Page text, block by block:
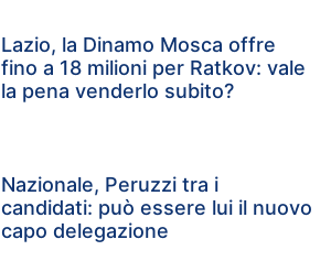
Lazio, la Dinamo Mosca offre
fino a 18 milioni per Ratkov: vale
la pena venderlo subito?
Nazionale, Peruzzi tra i
candidati: può essere lui il nuovo
capo delegazione